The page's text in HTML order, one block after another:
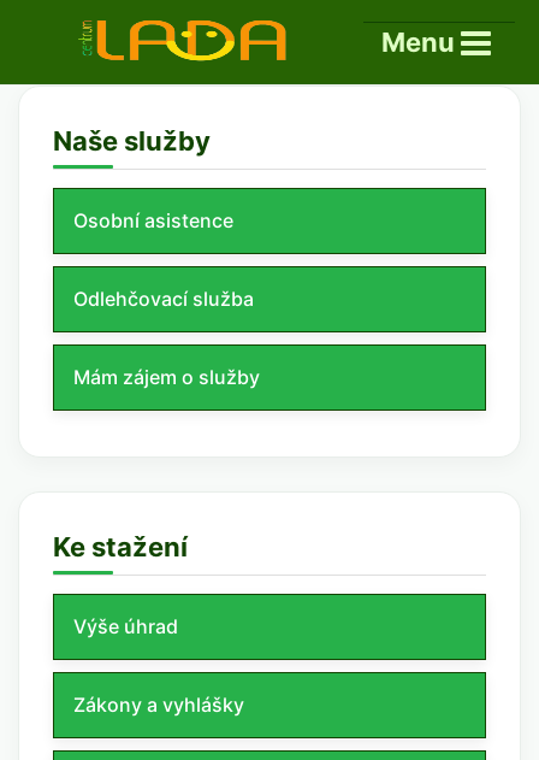
Menu
Naše služby
Osobní asistence
Odlehčovací služba
Mám zájem o služby
Ke stažení
Výše úhrad
Zákony a vyhlášky